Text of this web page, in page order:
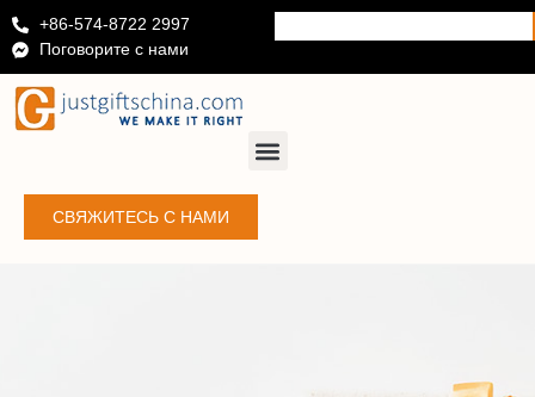
+86-574-8722 2997
Поговорите с нами
СВЯЖИТЕСЬ С НАМИ